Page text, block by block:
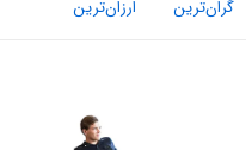
گران‌ترین ارزان‌ترین